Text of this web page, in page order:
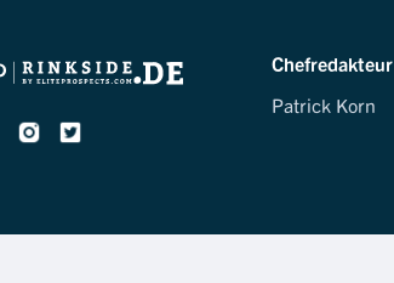
Chefredakteur
Patrick Korn